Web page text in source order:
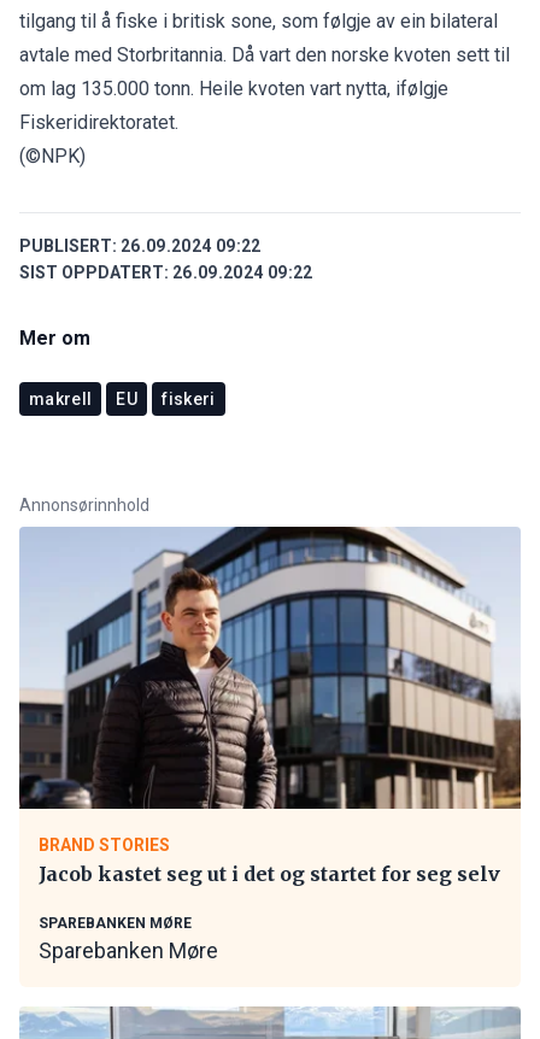
tilgang til å fiske i britisk sone, som følgje av ein bilateral
avtale med Storbritannia. Då vart den norske kvoten sett til
om lag 135.000 tonn. Heile kvoten vart nytta, ifølgje
Fiskeridirektoratet.
(©NPK)
PUBLISERT: 26.09.2024 09:22
SIST OPPDATERT: 26.09.2024 09:22
Mer om
makrell EU fiskeri
Annonsørinnhold
BRAND STORIES
Jacob kastet seg ut i det og startet for seg selv
SPAREBANKEN MØRE
Sparebanken Møre